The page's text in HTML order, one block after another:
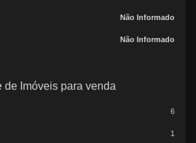
Não Informado
Não Informado
de Imóveis para venda
6
1